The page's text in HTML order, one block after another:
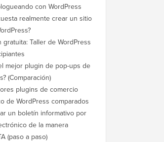
con WordPress
realmente crear un sitio
gratuita: Taller de WordPress
mejor plugin de pop-ups de
(Comparación)
plugins de comercio
de WordPress comparados
un boletín informativo por
de la manera
(paso a paso)